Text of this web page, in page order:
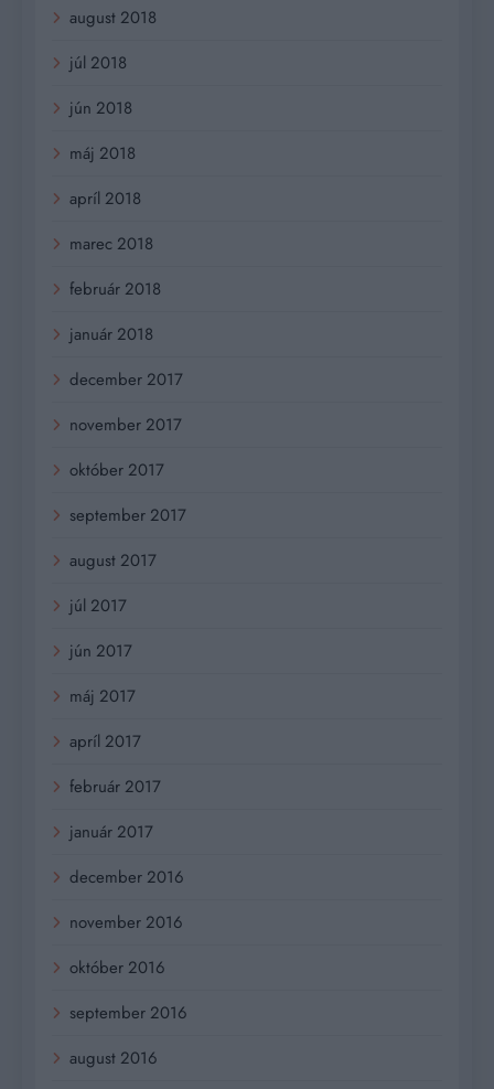
august 2018
júl 2018
jún 2018
máj 2018
apríl 2018
marec 2018
február 2018
január 2018
december 2017
november 2017
október 2017
september 2017
august 2017
júl 2017
jún 2017
máj 2017
apríl 2017
február 2017
január 2017
december 2016
november 2016
október 2016
september 2016
august 2016